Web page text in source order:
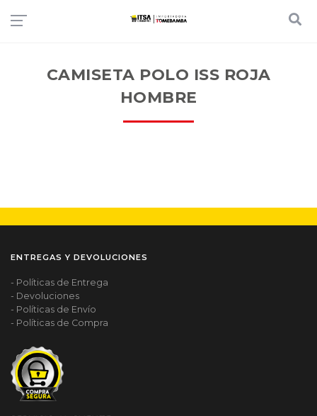
CAMISETA POLO ISS ROJA
HOMBRE
ENTREGAS Y DEVOLUCIONES
- Políticas de Entrega
- Devoluciones
- Políticas de Envío
- Políticas de Compra